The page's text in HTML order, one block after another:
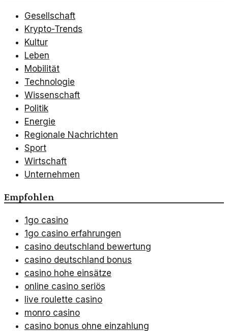
Gesellschaft
Krypto-Trends
Kultur
Leben
Mobilität
Technologie
Wissenschaft
Politik
Energie
Regionale Nachrichten
Sport
Wirtschaft
Unternehmen
Empfohlen
1go casino
1go casino erfahrungen
casino deutschland bewertung
casino deutschland bonus
casino hohe einsätze
online casino seriös
live roulette casino
monro casino
casino bonus ohne einzahlung